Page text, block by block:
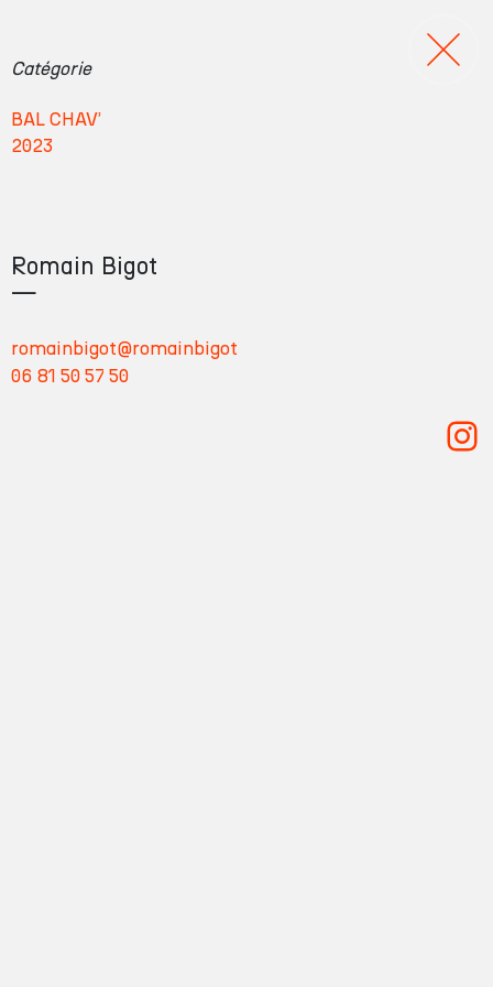
B
L
V
’
Catégorie
BAL CHAV’
2023
Romain Bigot
—
romainbigot@romainbigot
06 81 50 57 50
Romain Bigot